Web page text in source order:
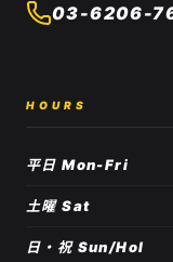
03-6206-
HOURS
平日 Mon-Fri
土曜 Sat
日・祝 Sun/Hol